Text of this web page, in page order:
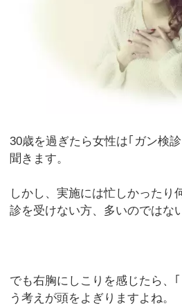
30歳を過ぎたら女性は｢ガン検
聞きます。
しかし、実施には忙しかったり
診を受けない方、多いのではな
でも右胸にしこりを感じたら、
う考えが頭をよぎりますよね。